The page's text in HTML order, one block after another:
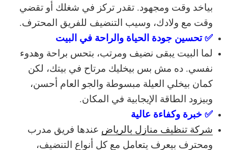
بياخد وقت ومجهود. تقدر تركز في شغلك أو تقضي
وقت مع ولادك، وسيب التنضيف للفريق المحترف.
✅ تحسين جودة الحياة والراحة في البيت
لما البيت يبقى نضيف ومرتب، بتحس براحة وهدوء
نفسي. ده مش بس بيخليك مرتاح في بيتك، لكن
كمان بيخلي العيلة مبسوطة والجو العام أحسن،
وبيزود الطاقة الإيجابية في المكان.
✅ خبرة وكفاءة عالية
شركة تنظيف منازل بالرياض عندها فريق مدرب
ومحترف بيعرف يتعامل مع كل أنواع التنضيف،